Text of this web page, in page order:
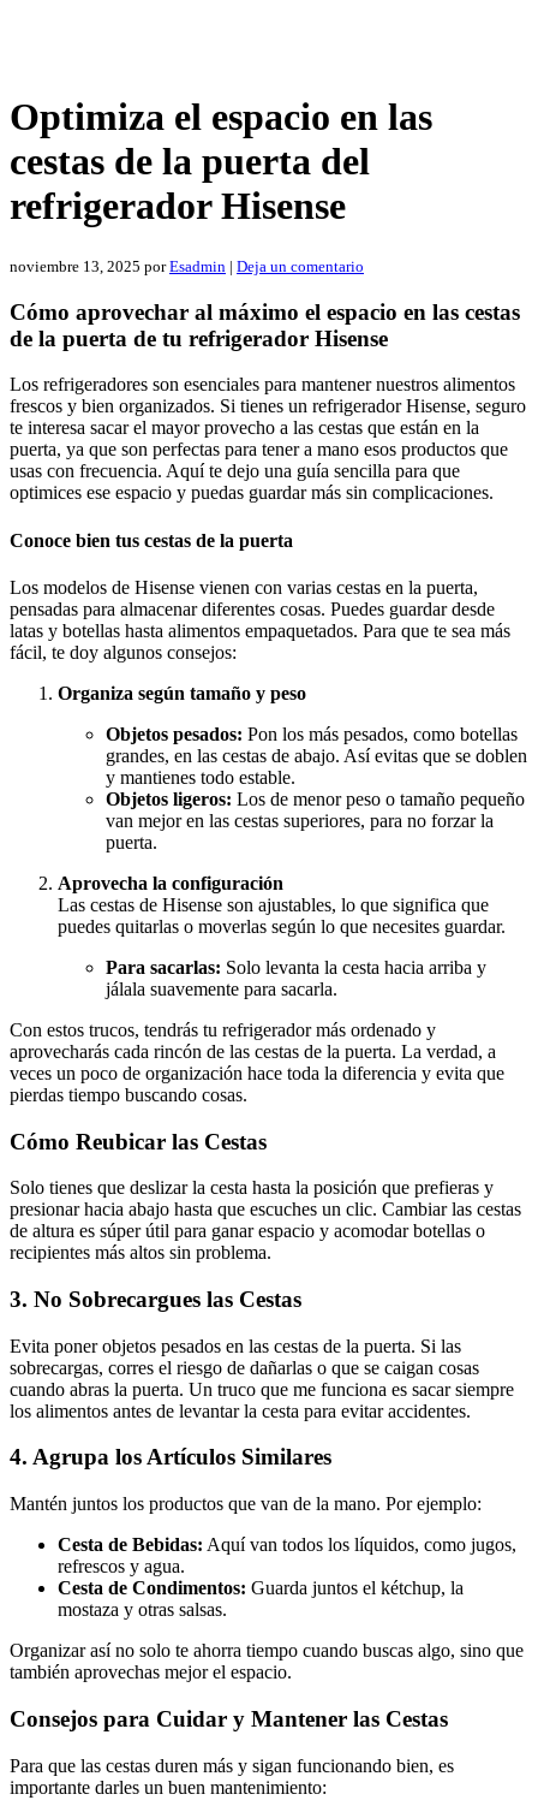
Optimiza el espacio en las
cestas de la puerta del
refrigerador Hisense
noviembre 13, 2025 porEsadmin | Deja un comentario
Cómo aprovechar al máximo el espacio en las cestas
de la puerta de tu refrigerador Hisense
Los refrigeradores son esenciales para mantener nuestros alimentos
frescos y bien organizados. Si tienes un refrigerador Hisense, seguro
te interesa sacar el mayor provecho a las cestas que están en la
puerta, ya que son perfectas para tener a mano esos productos que
usas con frecuencia. Aquí te dejo una guía sencilla para que
optimices ese espacio y puedas guardar más sin complicaciones.
Conoce bien tus cestas de la puerta
Los modelos de Hisense vienen con varias cestas en la puerta,
pensadas para almacenar diferentes cosas. Puedes guardar desde
latas y botellas hasta alimentos empaquetados. Para que te sea más
fácil, te doy algunos consejos:
Organiza según tamaño y peso
Objetos pesados: Pon los más pesados, como botellas
grandes, en las cestas de abajo. Así evitas que se doblen
y mantienes todo estable.
Objetos ligeros: Los de menor peso o tamaño pequeño
van mejor en las cestas superiores, para no forzar la
puerta.
Aprovecha la configuración
Las cestas de Hisense son ajustables, lo que significa que
puedes quitarlas o moverlas según lo que necesites guardar.
Para sacarlas: Solo levanta la cesta hacia arriba y
jálala suavemente para sacarla.
Con estos trucos, tendrás tu refrigerador más ordenado y
aprovecharás cada rincón de las cestas de la puerta. La verdad, a
veces un poco de organización hace toda la diferencia y evita que
pierdas tiempo buscando cosas.
Cómo Reubicar las Cestas
Solo tienes que deslizar la cesta hasta la posición que prefieras y
presionar hacia abajo hasta que escuches un clic. Cambiar las cestas
de altura es súper útil para ganar espacio y acomodar botellas o
recipientes más altos sin problema.
3. No Sobrecargues las Cestas
Evita poner objetos pesados en las cestas de la puerta. Si las
sobrecargas, corres el riesgo de dañarlas o que se caigan cosas
cuando abras la puerta. Un truco que me funciona es sacar siempre
los alimentos antes de levantar la cesta para evitar accidentes.
4. Agrupa los Artículos Similares
Mantén juntos los productos que van de la mano. Por ejemplo:
Cesta de Bebidas: Aquí van todos los líquidos, como jugos,
refrescos y agua.
Cesta de Condimentos: Guarda juntos el kétchup, la
mostaza y otras salsas.
Organizar así no solo te ahorra tiempo cuando buscas algo, sino que
también aprovechas mejor el espacio.
Consejos para Cuidar y Mantener las Cestas
Para que las cestas duren más y sigan funcionando bien, es
importante darles un buen mantenimiento: